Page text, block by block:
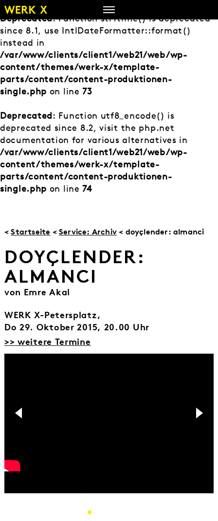
Zum
Inhalt
springen
Deprecated: Function strftime() is deprecated
since 8.1, use IntlDateFormatter::format()
instead in
/var/www/clients/client1/web21/web/wp-
content/themes/werk-x/template-
parts/content/content-produktionen-
single.php on line73
Deprecated: Function utf8_encode() is
deprecated since 8.2, visit the php.net
documentation for various alternatives in
/var/www/clients/client1/web21/web/wp-
content/themes/werk-x/template-
parts/content/content-produktionen-
single.php on line74
<Startseite < Service: Archiv< doyçlender: almanci
DOYÇLENDER:
ALMANCI
von Emre Akal
WERK X-Petersplatz,
Do 29. Oktober 2015, 20.00 Uhr
>> weitere Termine